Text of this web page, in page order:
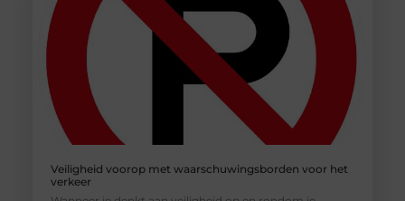
Veiligheid voorop met waarschuwingsborden voor het
verkeer